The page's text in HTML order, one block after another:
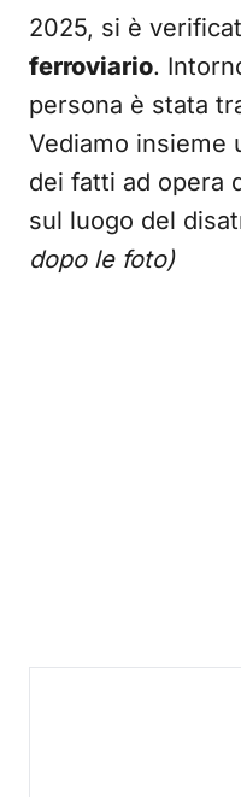
2025, si è
ferroviario.
persona è stata
Vediamo insieme
dei fatti ad opera
sul luogo del
dopo le foto)